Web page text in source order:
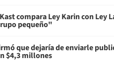
compara Ley Karin con Ley
pequeño"
que dejaría de enviarle
$4,3 millones